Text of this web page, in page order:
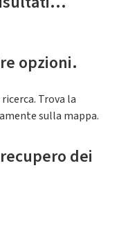
opzioni.
Trova la
sulla mappa.
dei